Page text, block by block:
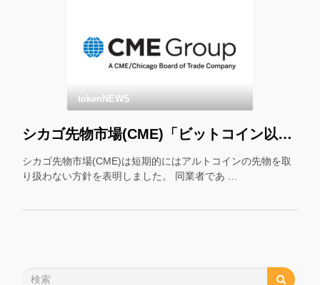
tokenNEWS
シカゴ先物市場(CME)「ビットコイン以外の先物はやりません」
シカゴ先物市場(CME)は短期的にはアルトコインの先物を取
り扱わない方針を表明しました。 同業者であ …